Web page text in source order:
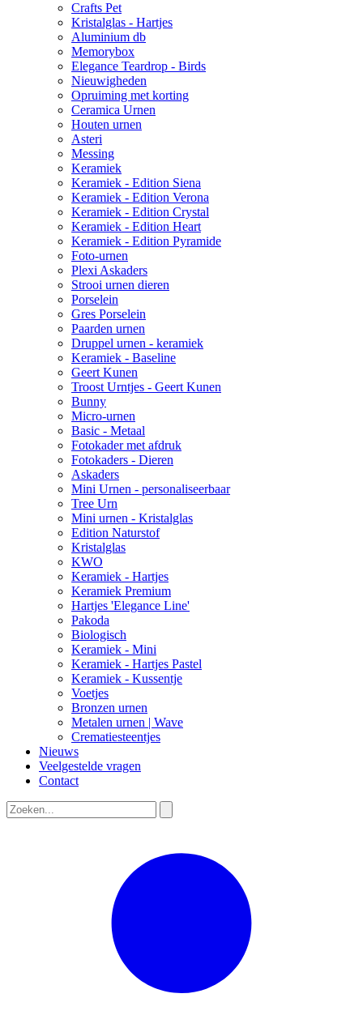
Crafts Pet
Kristalglas - Hartjes
Aluminium db
Memorybox
Elegance Teardrop - Birds
Nieuwigheden
Opruiming met korting
Ceramica Urnen
Houten urnen
Asteri
Messing
Keramiek
Keramiek - Edition Siena
Keramiek - Edition Verona
Keramiek - Edition Crystal
Keramiek - Edition Heart
Keramiek - Edition Pyramide
Foto-urnen
Plexi Askaders
Strooi urnen dieren
Porselein
Gres Porselein
Paarden urnen
Druppel urnen - keramiek
Keramiek - Baseline
Geert Kunen
Troost Urntjes - Geert Kunen
Bunny
Micro-urnen
Basic - Metaal
Fotokader met afdruk
Fotokaders - Dieren
Askaders
Mini Urnen - personaliseerbaar
Tree Urn
Mini urnen - Kristalglas
Edition Naturstof
Kristalglas
KWO
Keramiek - Hartjes
Keramiek Premium
Hartjes 'Elegance Line'
Pakoda
Biologisch
Keramiek - Mini
Keramiek - Hartjes Pastel
Keramiek - Kussentje
Voetjes
Bronzen urnen
Metalen urnen | Wave
Crematiesteentjes
Nieuws
Veelgestelde vragen
Contact